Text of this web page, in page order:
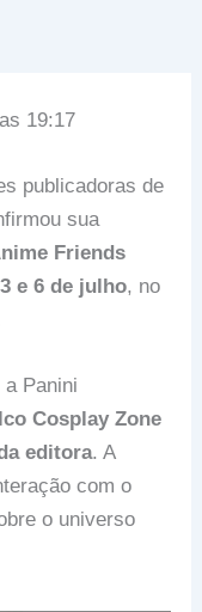
19:17
publicadoras de
sua
Friends
3 e 6 de julho, no
Panini
Cosplay Zone
editora. A
com o
o universo